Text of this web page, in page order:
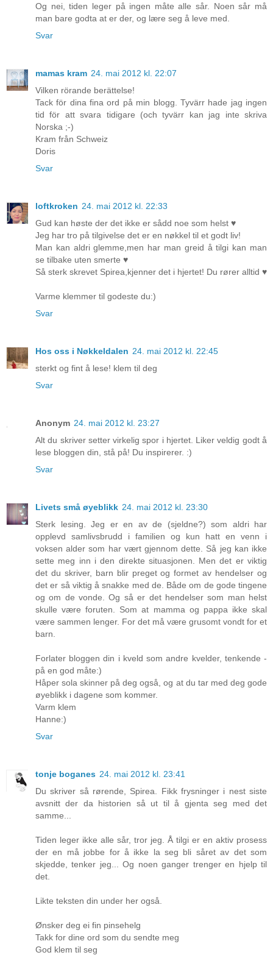
Og nei, tiden leger på ingen måte alle sår. Noen sår må
man bare godta at er der, og lære seg å leve med.
Svar
mamas kram 24. mai 2012 kl. 22:07
Vilken rörande berättelse!
Tack för dina fina ord på min blogg. Tyvärr hade jag ingen
tid för att svara tidigare (och tyvärr kan jag inte skriva
Norska ;-)
Kram från Schweiz
Doris
Svar
loftkroken 24. mai 2012 kl. 22:33
Gud kan høste der det ikke er sådd noe som helst ♥
Jeg har tro på tilgivelse det er en nøkkel til et godt liv!
Man kan aldri glemme,men har man greid å tilgi kan man
se tilbake uten smerte ♥
Så sterk skrevet Spirea,kjenner det i hjertet! Du rører alltid ♥
Varme klemmer til godeste du:)
Svar
Hos oss i Nøkkeldalen 24. mai 2012 kl. 22:45
sterkt og fint å lese! klem til deg
Svar
Anonym 24. mai 2012 kl. 23:27
Alt du skriver setter virkelig spor i hjertet. Liker veldig godt å
lese bloggen din, stå på! Du inspirerer. :)
Svar
Livets små øyeblikk 24. mai 2012 kl. 23:30
Sterk lesing. Jeg er en av de (sjeldne?) som aldri har
opplevd samlivsbrudd i familien og kun hatt en venn i
voksen alder som har vært gjennom dette. Så jeg kan ikke
sette meg inn i den direkte situasjonen. Men det er viktig
det du skriver, barn blir preget og formet av hendelser og
det er så viktig å snakke med de. Både om de gode tingene
og om de vonde. Og så er det hendelser som man helst
skulle være foruten. Som at mamma og pappa ikke skal
være sammen lenger. For det må være grusomt vondt for et
barn.
Forlater bloggen din i kveld som andre kvelder, tenkende -
på en god måte:)
Håper sola skinner på deg også, og at du tar med deg gode
øyeblikk i dagene som kommer.
Varm klem
Hanne:)
Svar
tonje boganes 24. mai 2012 kl. 23:41
Du skriver så rørende, Spirea. Fikk frysninger i nest siste
avsnitt der da historien så ut til å gjenta seg med det
samme...
Tiden leger ikke alle sår, tror jeg. Å tilgi er en aktiv prosess
der en må jobbe for å ikke la seg bli såret av det som
skjedde, tenker jeg... Og noen ganger trenger en hjelp til
det.
Likte teksten din under her også.
Ønsker deg ei fin pinsehelg
Takk for dine ord som du sendte meg
God klem til seg